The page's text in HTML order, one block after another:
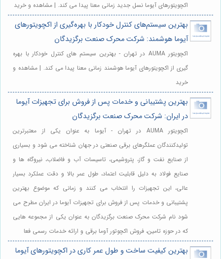
اکچویتورهای آیوما نسل جدید زمانی معنا پیدا می کند. | مشاهده و خرید
بهترین سیستم‌های کنترل خودکار با بهره‌گیری از اکچویتورهای
آیوما هوشمند: شرکت محرک صنعت برگزیدگان
اکچویتور AUMA در تهران - بهترین سیستم های کنترل خودکار با بهره
گیری از اکچویتورهای آیوما هوشمند زمانی معنا پیدا می کند. | مشاهده و
خرید
بهترین پشتیبانی و خدمات پس از فروش برای تجهیزات آیوما
در ایران: شرکت محرک صنعت برگزیدگان
اکچویتور AUMA در تهران - آیوما به عنوان یکی از معتبرترین
تولیدکنندگان عملگرهای برقی صنعتی در جهان شناخته می شود و بسیاری
از صنایع نفت و گاز، پتروشیمی، تاسیسات آب و فاضلاب، نیروگاه ها و
صنایع فولاد به دلیل قابلیت اعتماد، طول عمر بالا و دقت عملکرد بسیار
عالی، این تجهیزات را انتخاب می کنند و زمانی که موضوع بهترین
پشتیبانی و خدمات پس از فروش برای تجهیزات آیوما در ایران مطرح می
شود نام شرکت محرک صنعت برگزیدگان به عنوان یکی از مجموعه هایی
که در حوزه تامین، فروش اکچوتور آوما برقی و ارائه خدمات رسمی فعا
بهترین کیفیت ساخت و طول عمر کاری در اکچویتورهای آیوما